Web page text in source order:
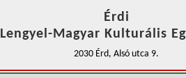
Érdi
Lengyel-Magyar Kulturális
2030 Érd, Alsó utca 9.